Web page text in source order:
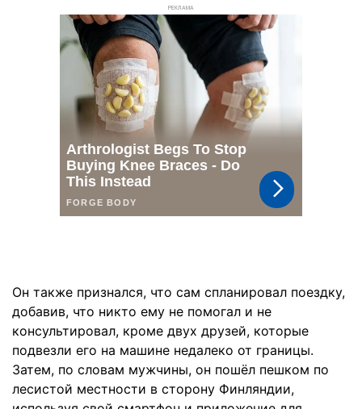
РЕКЛАМА
Он также признался, что сам спланировал поездку,
добавив, что никто ему не помогал и не
консультировал, кроме двух друзей, которые
подвезли его на машине недалеко от границы.
Затем, по словам мужчины, он пошёл пешком по
лесистой местности в сторону Финляндии,